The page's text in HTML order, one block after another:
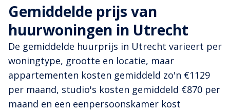
Gemiddelde prijs van
huurwoningen in Utrecht
De gemiddelde huurprijs in Utrecht varieert per
woningtype, grootte en locatie, maar
appartementen kosten gemiddeld zo'n €1129
per maand, studio's kosten gemiddeld €870 per
maand en een eenpersoonskamer kost